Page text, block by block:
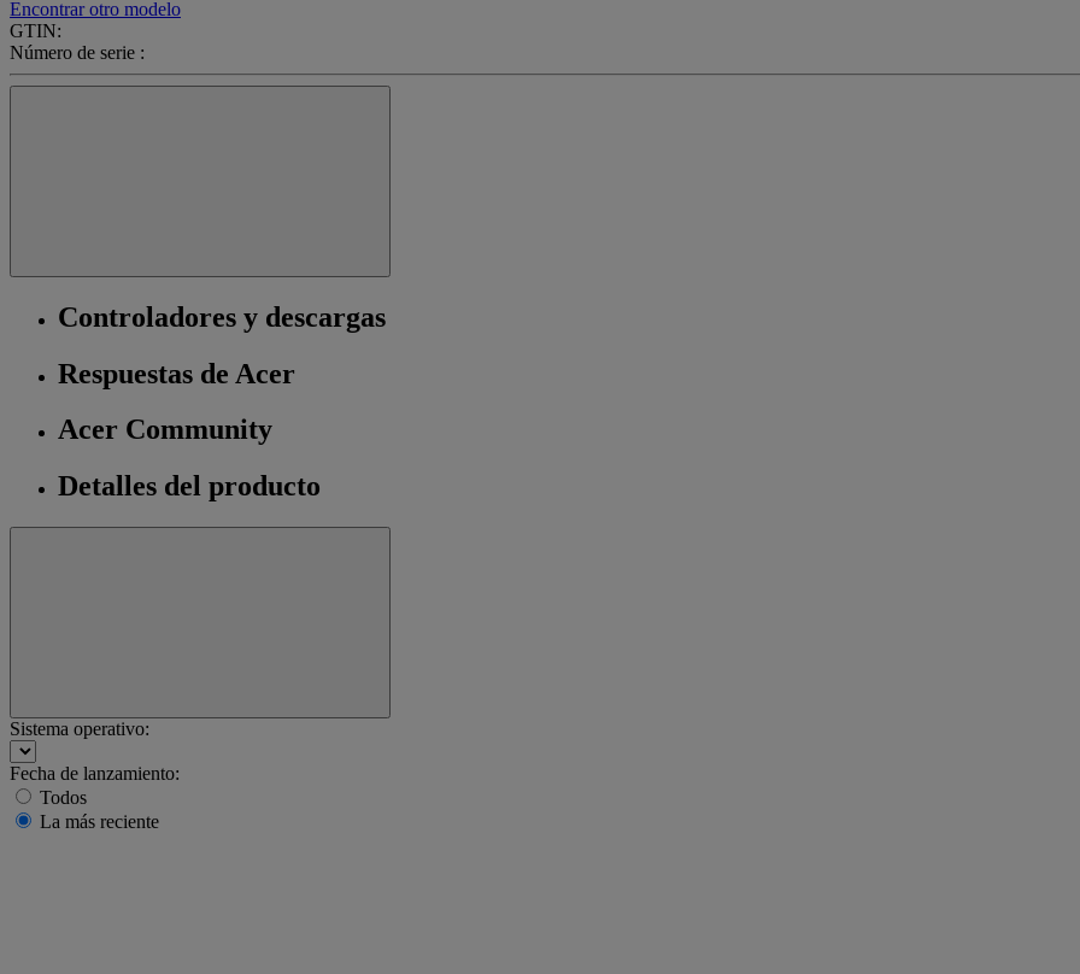
Encontrar otro modelo
GTIN:
Número de serie :
Controladores y descargas
Respuestas de Acer
Acer Community
Detalles del producto
Sistema operativo:
Fecha de lanzamiento:
Todos
La más reciente